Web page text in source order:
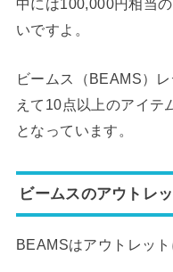
中には100,000円相当
いですよ。
ビームス（BEAMS）
えて10点以上のアイテ
となっています。
ビームスのアウトレ
BEAMSはアウトレット